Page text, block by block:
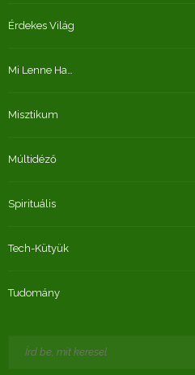
Érdekes Világ
Mi Lenne Ha…
Misztikum
Múltidéző
Spirituális
Tech-Kütyük
Tudomány